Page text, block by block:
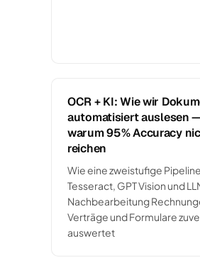
OCR + KI: Wie wir
automatisiert auslesen
warum 95% Accuracy
reichen
Wie eine zweistufige
Tesseract, GPT Vision und
Nachbearbeitung
Verträge und Formulare
auswertet